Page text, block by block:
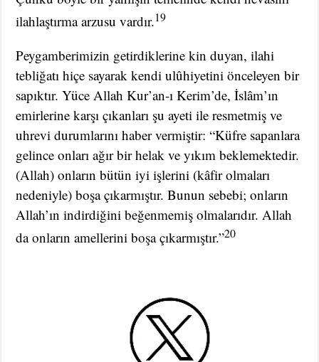
ilahlaştırma arzusu vardır.19
Peygamberimizin getirdiklerine kin duyan, ilahi
tebliğatı hiçe sayarak kendi ulûhiyetini önceleyen bir
sapıktır. Yüce Allah Kur’an-ı Kerim’de, İslâm’ın
emirlerine karşı çıkanları şu ayeti ile resmetmiş ve
uhrevi durumlarını haber vermiştir: “Küfre sapanlara
gelince onları ağır bir helak ve yıkım beklemektedir.
(Allah) onların bütün iyi işlerini (kâfir olmaları
nedeniyle) boşa çıkarmıştır. Bunun sebebi; onların
Allah’ın indirdiğini beğenmemiş olmalarıdır. Allah
da onların amellerini boşa çıkarmıştır.”20